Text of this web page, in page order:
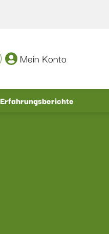
Mein Konto
Erfahrungsberichte